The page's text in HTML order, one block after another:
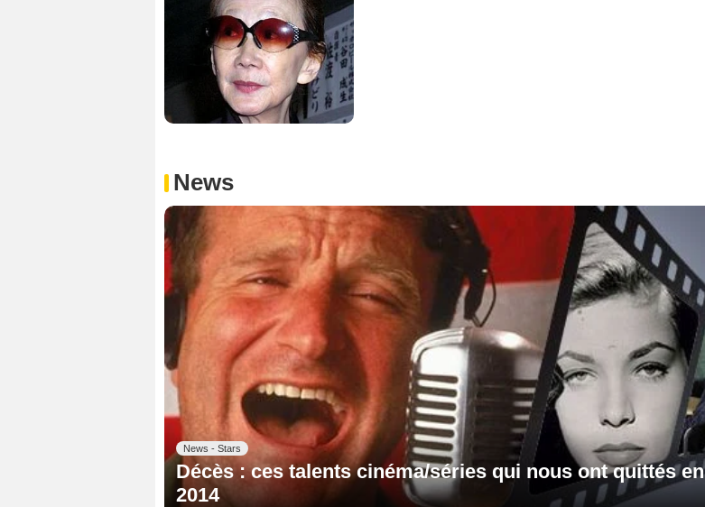
News
News - Stars
Décès : ces talents cinéma/séries qui nous ont quittés en
2014